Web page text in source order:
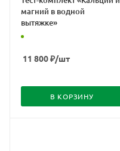
магний в водной
вытяжке»
11 800₽/шт
В КОРЗИНУ